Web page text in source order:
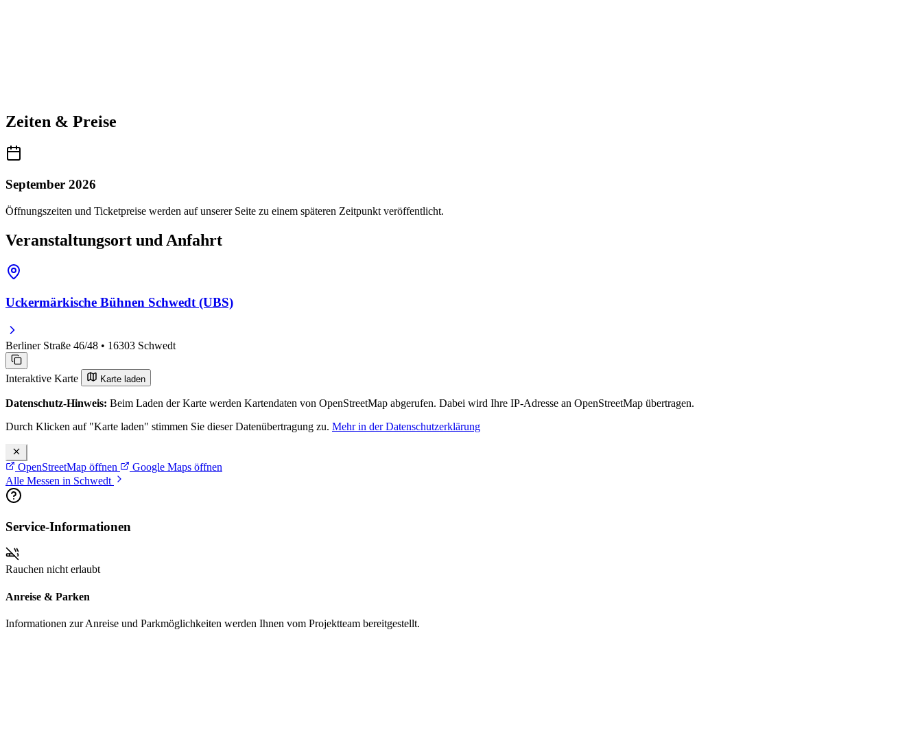
Zeiten & Preise
September 2026
Öffnungszeiten und Ticketpreise werden auf unserer Seite zu einem späteren Zeitpunkt veröffentlicht.
Veranstaltungsort und Anfahrt
Uckermärkische Bühnen Schwedt (UBS)
Berliner Straße 46/48 • 16303 Schwedt
Interaktive Karte Karte laden
Datenschutz-Hinweis: Beim Laden der Karte werden Kartendaten von OpenStreetMap abgerufen. Dabei wird Ihre IP-Adresse an OpenStreetMap übertragen.
Durch Klicken auf "Karte laden" stimmen Sie dieser Datenübertragung zu. Mehr in der Datenschutzerklärung
OpenStreetMap öffnen
Google Maps öffnen
Alle Messen in Schwedt
Service-Informationen
Rauchen nicht erlaubt
Anreise & Parken
Informationen zur Anreise und Parkmöglichkeiten werden Ihnen vom Projektteam bereitgestellt.